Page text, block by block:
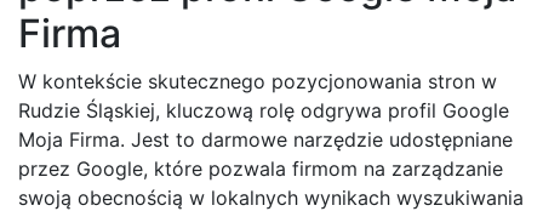
Firma
W kontekście skutecznego pozycjonowania stron w
Rudzie Śląskiej, kluczową rolę odgrywa profil Google
Moja Firma. Jest to darmowe narzędzie udostępniane
przez Google, które pozwala firmom na zarządzanie
swoją obecnością w lokalnych wynikach wyszukiwania